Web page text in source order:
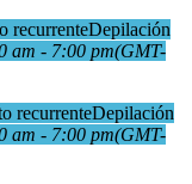
recurrenteDepilación
am - 7:00 pm(GMT-
recurrenteDepilación
am - 7:00 pm(GMT-